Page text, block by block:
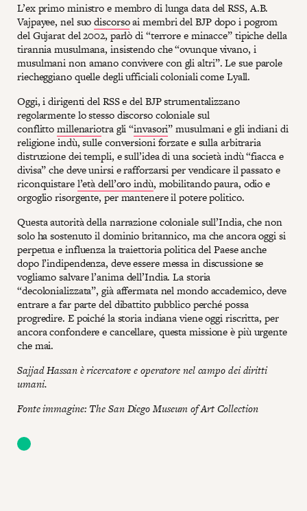
L’ex primo ministro e membro di lunga data del RSS, A.B.
Vajpayee, nel suodiscorsoai membri del BJP dopo i pogrom
del Gujarat del 2002, parlò di “terrore e minacce” tipiche della
tirannia musulmana, insistendo che “ovunque vivano, i
musulmani non amano convivere con gli altri”. Le sue parole
riecheggiano quelle degli ufficiali coloniali come Lyall.
Oggi, i dirigenti del RSS e del BJP strumentalizzano
regolarmente lo stesso discorso coloniale sul
conflittomillenariotra gli “invasori” musulmani e gli indiani di
religione indù, sulle conversioni forzate e sulla arbitraria
distruzione dei templi, e sull’idea di una società indù “fiacca e
divisa” che deve unirsi e rafforzarsi per vendicare il passato e
riconquistarel’età dell’oro indù, mobilitando paura, odio e
orgoglio risorgente, per mantenere il potere politico.
Questa autorità della narrazione coloniale sull’India, che non
solo ha sostenuto il dominio britannico, ma che ancora oggi si
perpetua e influenza la traiettoria politica del Paese anche
dopo l’indipendenza, deve essere messa in discussione se
vogliamo salvare l’anima dell’India. La storia
“decolonializzata”, già affermata nel mondo accademico, deve
entrare a far parte del dibattito pubblico perché possa
progredire. E poiché la storia indiana viene oggi riscritta, per
ancora confondere e cancellare, questa missione è più urgente
che mai.
Sajjad Hassan è ricercatore e operatore nel campo dei diritti
umani.
Fonte immagine: The San Diego Museum of Art Collection